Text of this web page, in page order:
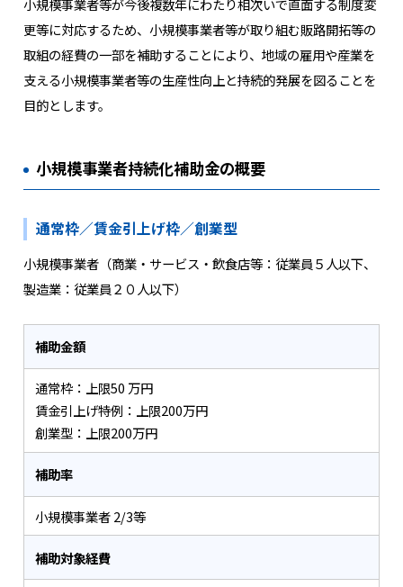
小規模事業者等が今後複数年にわたり相次いで直面する制度変
更等に対応するため、小規模事業者等が取り組む販路開拓等の
取組の経費の一部を補助することにより、地域の雇用や産業を
支える小規模事業者等の生産性向上と持続的発展を図ることを
目的とします。
小規模事業者持続化補助金の概要
通常枠／賃金引上げ枠／創業型
小規模事業者（商業・サービス・飲食店等：従業員５人以下、
製造業：従業員２０人以下）
補助金額
通常枠：上限50 万円
賃金引上げ特例：上限200万円
創業型：上限200万円
補助率
小規模事業者 2/3等
補助対象経費